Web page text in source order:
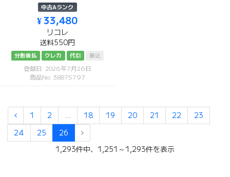
中古Aランク
¥ 33,480
リコレ
送料550円
分割後払 クレカ 代引 振込
登録日: 2026年7月26日
商品No: 38875797
1 2 ... 18 19 20 21 22
23
24
25
26
1,293件中、1,251～1,293件を表示